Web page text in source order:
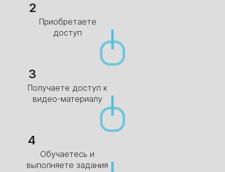
2
Приобретаете
доступ​
3
Получаете доступ к
видео-материалу
4
Обучаетесь и
выполняете задания